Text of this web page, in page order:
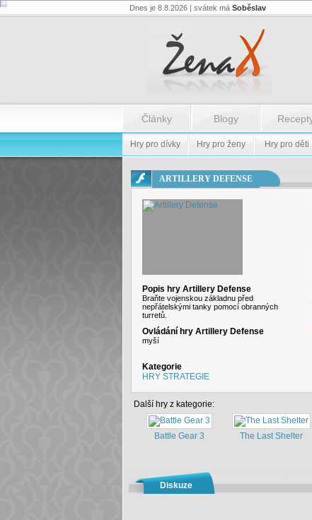
Flash.nazev
Dnes je 8.8.2026 | svátek má Soběslav
Články Blogy
Hry pro dívky Hry pro ženy Hry pro děti
ARTILLERY DEFENSE
Popis hry Artillery Defense
Braňte vojenskou základnu před
nepřátelskými tanky pomocí obranných
turretů.
Ovládání hry Artillery Defense
myší
Kategorie
HRY STRATEGIE
Další hry z kategorie:
Battle Gear 3
The Last Shelter
Diskuze